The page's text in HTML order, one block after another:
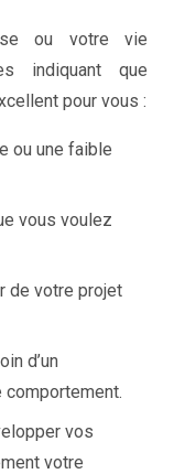
ou votre vie
indiquant que
pour vous :
ou une faible
vous voulez
de votre projet
d’un
comportement.
vos
votre